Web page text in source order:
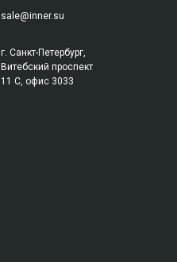
sale@inner.su
г. Санкт-Петербург,
Витебский проспект
11 С, офис 3033